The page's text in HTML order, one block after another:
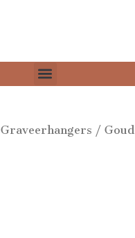
Graveerhangers / Goud